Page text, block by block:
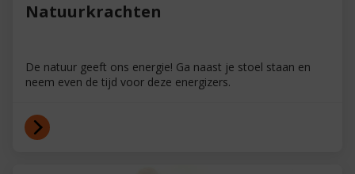
Natuurkrachten
De natuur geeft ons energie! Ga naast je stoel staan en
neem even de tijd voor deze energizers.